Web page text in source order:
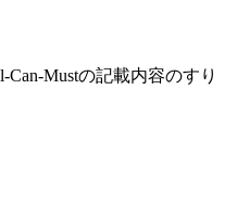
Mustの記載内容のすり